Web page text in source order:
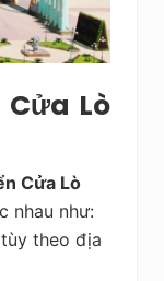
Lò
Cửa Lò
nhau như:
theo địa